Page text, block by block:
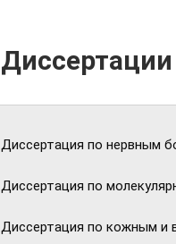
Диссертация по нервным
Диссертация по
Диссертация по кожным и